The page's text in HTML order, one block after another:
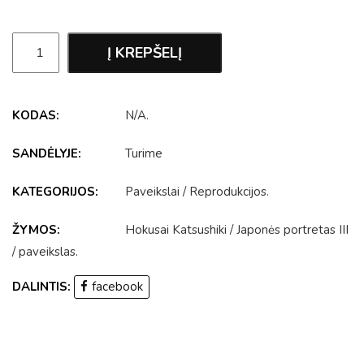
Į KREPŠELĮ
KODAS: N/A.
SANDĖLYJE: Turime
KATEGORIJOS: Paveikslai / Reprodukcijos.
ŽYMOS: Hokusai Katsushiki /Japonės portretas III
/paveikslas.
DALINTIS: facebook